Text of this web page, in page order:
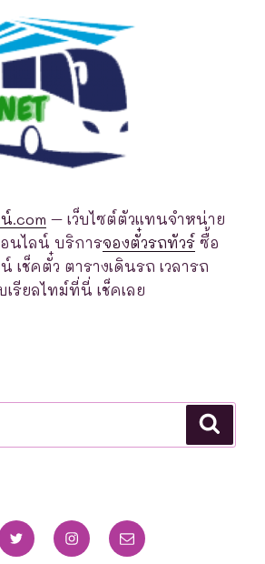
.com – เว็บไซต์ตัวแทนจำหน่าย
นไลน์ บริการจองตั๋วรถทัวร์ ซื้อ
เช็คตั๋ว ตารางเดินรถ เวลารถ
รียลไทม์ที่นี่ เช็คเลย
Twitter InstagramEmail